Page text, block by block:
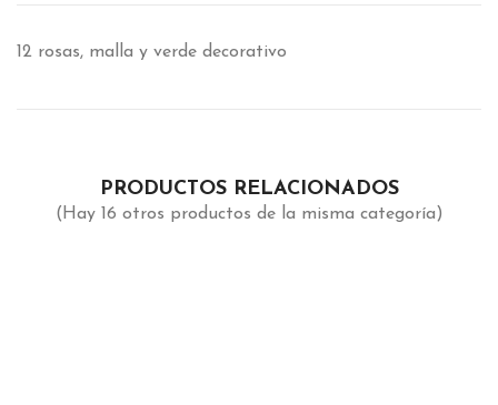
12 rosas, malla y verde decorativo
PRODUCTOS RELACIONADOS
(Hay 16 otros productos de la misma categoría)